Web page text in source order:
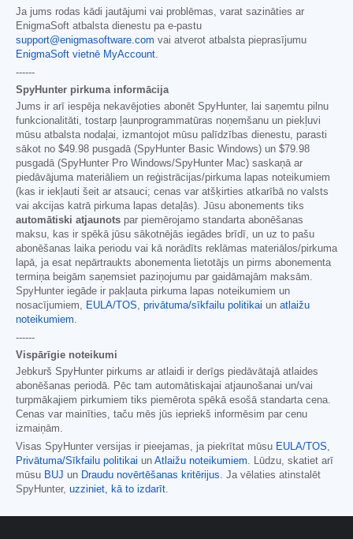
Ja jums rodas kādi jautājumi vai problēmas, varat sazināties ar
EnigmaSoft atbalsta dienestu pa e-pastu
support@enigmasoftware.com vai atverot atbalsta pieprasījumu
EnigmaSoft vietnē MyAccount.
------
SpyHunter pirkuma informācija
Jums ir arī iespēja nekavējoties abonēt SpyHunter, lai saņemtu pilnu
funkcionalitāti, tostarp ļaunprogrammatūras noņemšanu un piekļuvi
mūsu atbalsta nodaļai, izmantojot mūsu palīdzības dienestu, parasti
sākot no $49.98 pusgadā (SpyHunter Basic Windows) un $79.98
pusgadā (SpyHunter Pro Windows/SpyHunter Mac) saskaņā ar
piedāvājuma materiāliem un reģistrācijas/pirkuma lapas noteikumiem
(kas ir iekļauti šeit ar atsauci; cenas var atšķirties atkarībā no valsts
vai akcijas katrā pirkuma lapas detaļās). Jūsu abonements tiks
automātiski atjaunots par piemērojamo standarta abonēšanas
maksu, kas ir spēkā jūsu sākotnējās iegādes brīdī, un uz to pašu
abonēšanas laika periodu vai kā norādīts reklāmas materiālos/pirkuma
lapā, ja esat nepārtraukts abonementa lietotājs un pirms abonementa
termiņa beigām saņemsiet paziņojumu par gaidāmajām maksām.
SpyHunter iegāde ir pakļauta pirkuma lapas noteikumiem un
nosacījumiem, EULA/TOS, privātuma/sīkfailu politikai un atlaižu
noteikumiem.
------
Vispārīgie noteikumi
Jebkurš SpyHunter pirkums ar atlaidi ir derīgs piedāvātajā atlaides
abonēšanas periodā. Pēc tam automātiskajai atjaunošanai un/vai
turpmākajiem pirkumiem tiks piemērota spēkā esošā standarta cena.
Cenas var mainīties, taču mēs jūs iepriekš informēsim par cenu
izmaiņām.
Visas SpyHunter versijas ir pieejamas, ja piekrītat mūsu EULA/TOS,
Privātuma/Sīkfailu politikai un Atlaižu noteikumiem. Lūdzu, skatiet arī
mūsu BUJ un Draudu novērtēšanas kritērijus. Ja vēlaties atinstalēt
SpyHunter, uzziniet, kā to izdarīt.